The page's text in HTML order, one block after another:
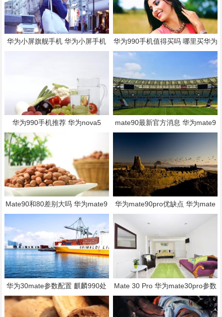
华为小屏旗舰手机 华为小屏手机
华为990手机值得买吗 哪里买华为
手机便宜
华为990手机推荐 华为nova5
mate90最新官方消息 华为mate9
0真机图
Mate90和80差别大吗 华为mate9
0真机图
华为mate90pro优缺点 华为mate
90pro多少钱一台
华为30mate参数配置 麒麟990处
理器属于什么档次
Mate 30 Pro 华为mate30pro参数